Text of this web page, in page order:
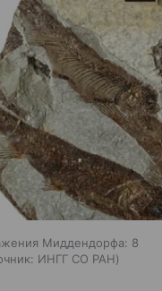
Миддендорфа: 8
ИНГГ СО РАН